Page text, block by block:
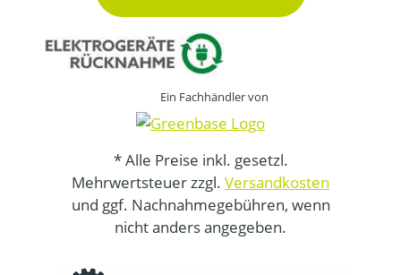
Ein Fachhändler von
* Alle Preise inkl. gesetzl.
Mehrwertsteuer zzgl. Versandkosten
und ggf. Nachnahmegebühren, wenn
nicht anders angegeben.